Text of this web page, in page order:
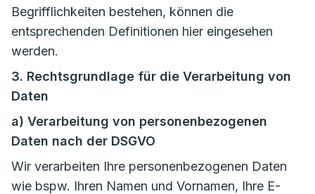
Begrifflichkeiten bestehen, können die
entsprechenden Definitionen hier eingesehen
werden.
3. Rechtsgrundlage für die Verarbeitung von
Daten
a) Verarbeitung von personenbezogenen
Daten nach der DSGVO
Wir verarbeiten Ihre personenbezogenen Daten
wie bspw. Ihren Namen und Vornamen, Ihre E-